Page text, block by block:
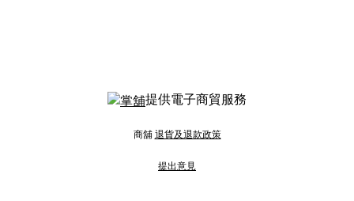
提供電子商貿服務
商舖 退貨及退款政策
提出意見